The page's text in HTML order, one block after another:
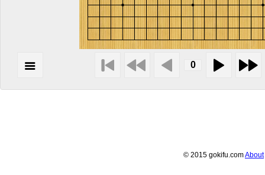
© 2015 gokifu.comAbout